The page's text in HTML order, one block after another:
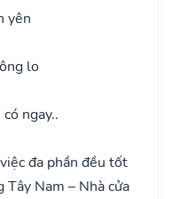
yên
lo
ngay..
đa phần đều tốt
Nam – Nhà cửa